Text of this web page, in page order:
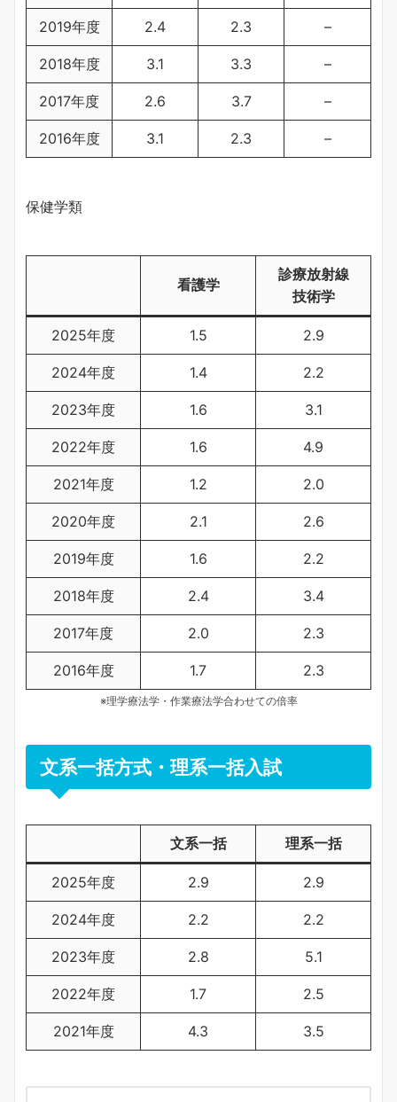
2019年度 2.4 2.3 –
2018年度 3.1 3.3 –
2017年度 2.6 3.7 –
2016年度 3.1 2.3 –
保健学類
看護学
診療放射線
技術学
2025年度 1.5 2.9
2024年度 1.4 2.2
2023年度 1.6 3.1
2022年度 1.6 4.9
2021年度 1.2 2.0
2020年度 2.1 2.6
2019年度 1.6 2.2
2018年度 2.4 3.4
2017年度 2.0 2.3
2016年度 1.7 2.3
※理学療法学・作業療法学合わせての倍率
文系一括方式・理系一括入試
文系一括 理系一括
2025年度 2.9 2.9
2024年度 2.2 2.2
2023年度 2.8 5.1
2022年度 1.7 2.5
2021年度 4.3 3.5